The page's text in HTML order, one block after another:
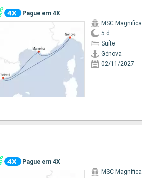
Pague em 4X
MSC Magnifica
5 d
Suíte
Génova
02/11/2027
Pague em 4X
MSC Magnifica